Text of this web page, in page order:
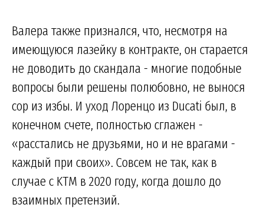
Валера также признался, что, несмотря на
имеющуюся лазейку в контракте, он старается
не доводить до скандала - многие подобные
вопросы были решены полюбовно, не вынося
сор из избы. И уход Лоренцо из Ducati был, в
конечном счете, полностью сглажен -
«расстались не друзьями, но и не врагами -
каждый при своих». Совсем не так, как в
случае с KTM в 2020 году, когда дошло до
взаимных претензий.